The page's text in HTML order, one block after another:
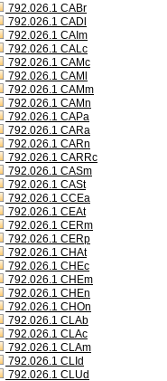
792.026.1 CABr
792.026.1 CADl
792.026.1 CAIm
792.026.1 CALc
792.026.1 CAMc
792.026.1 CAMl
792.026.1 CAMm
792.026.1 CAMn
792.026.1 CAPa
792.026.1 CARa
792.026.1 CARn
792.026.1 CARRc
792.026.1 CASm
792.026.1 CASt
792.026.1 CCEa
792.026.1 CEAt
792.026.1 CERm
792.026.1 CERp
792.026.1 CHAt
792.026.1 CHEc
792.026.1 CHEm
792.026.1 CHEn
792.026.1 CHOn
792.026.1 CLAb
792.026.1 CLAc
792.026.1 CLAm
792.026.1 CLId
792.026.1 CLUd